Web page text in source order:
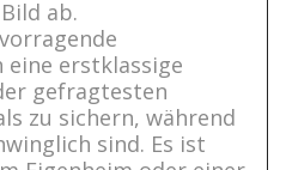
ab.
eine erstklassige
gefragtesten
zu sichern, während
sind. Es ist